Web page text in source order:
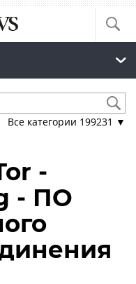
Все категории 199231 ▼
-
- ПО